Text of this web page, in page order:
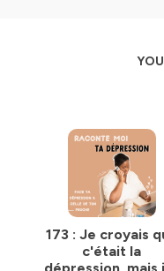
173 : Je croyais
c'était la